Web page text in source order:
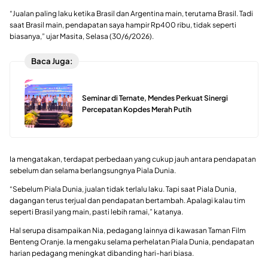
“Jualan paling laku ketika Brasil dan Argentina main, terutama Brasil. Tadi
saat Brasil main, pendapatan saya hampir Rp400 ribu, tidak seperti
biasanya,” ujar Masita, Selasa (30/6/2026).
Baca Juga:
Seminar di Ternate, Mendes Perkuat Sinergi
Percepatan Kopdes Merah Putih
Ia mengatakan, terdapat perbedaan yang cukup jauh antara pendapatan
sebelum dan selama berlangsungnya Piala Dunia.
“Sebelum Piala Dunia, jualan tidak terlalu laku. Tapi saat Piala Dunia,
dagangan terus terjual dan pendapatan bertambah. Apalagi kalau tim
seperti Brasil yang main, pasti lebih ramai,” katanya.
Hal serupa disampaikan Nia, pedagang lainnya di kawasan Taman Film
Benteng Oranje. Ia mengaku selama perhelatan Piala Dunia, pendapatan
harian pedagang meningkat dibanding hari-hari biasa.